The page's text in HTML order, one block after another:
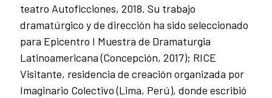
teatro Autoficciones, 2018. Su trabajo
dramatúrgico y de dirección ha sido seleccionado
para Epicentro I Muestra de Dramaturgia
Latinoamericana (Concepción, 2017); RICE
Visitante, residencia de creación organizada por
Imaginario Colectivo (Lima, Perú), donde escribió